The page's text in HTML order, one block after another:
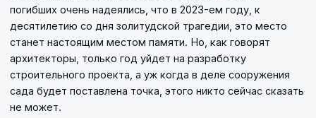
погибших очень надеялись, что в 2023-ем году, к
десятилетию со дня золитудской трагедии, это место
станет настоящим местом памяти. Но, как говорят
архитекторы, только год уйдет на разработку
строительного проекта, а уж когда в деле сооружения
сада будет поставлена точка, этого никто сейчас сказать
не может.